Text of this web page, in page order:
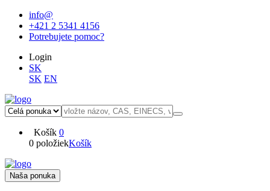
info@
+421 2 5341 4156
Potrebujete pomoc?
Login
SK
SK EN
Košík 0
0 položiekKošík
Naša ponuka